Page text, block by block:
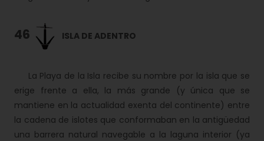
46 ISLA DE ADENTRO
La Playa de la Isla recibe su nombre por la isla que se
erige frente a ella, la más grande (y única que se
mantiene en la actualidad exenta del continente) entre
la cadena de islotes que conformaban en la antigüedad
una barrera natural navegable a la laguna interior (ya